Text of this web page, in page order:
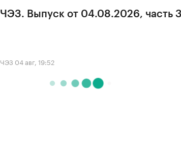
ЧЭЗ. Выпуск от 04.08.2026, часть
ЧЭЗ 04 авг, 19:52